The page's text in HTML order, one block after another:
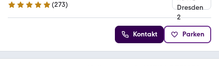
4.9 Sterne
(273)
Kontakt Parken